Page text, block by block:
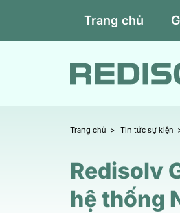
Trang chủ
Trang chủ Tin tức sự kiện
Redisolv
hệ thống